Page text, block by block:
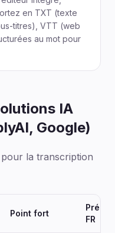
en TXT (texte
titres), VTT (web
au mot pour
IA
Google)
la transcription
Point fort
FR